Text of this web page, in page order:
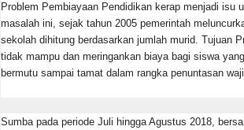
Problem Pembiayaan Pendidikan kerap menjadi isu
masalah ini, sejak tahun 2005 pemerintah
sekolah dihitung berdasarkan jumlah murid. Tujuan
tidak mampu dan meringankan biaya bagi siswa
bermutu sampai tamat dalam rangka penuntasan
Sumba pada periode Juli hingga Agustus 2018,